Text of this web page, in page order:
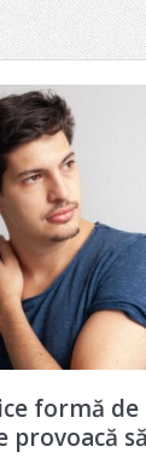
formă de
provoacă